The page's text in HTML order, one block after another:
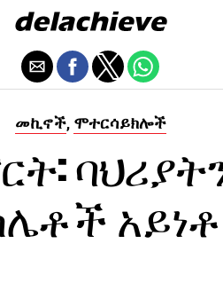
መኪኖች, ሞተርሳይክሎች